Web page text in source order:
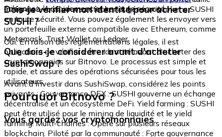
échangez-le rapidement et en toute sécurité.
intégré où vous pouvez stocker et gérer vos tokens SUSHI
en toute sécurité. Vous pouvez également les envoyer vers
un portefeuille externe compatible avec Ethereum, comme
Metamask, Trust Wallet ou Ledger.
Dois-je vérifier mon identité pour acheter
SUSHI ?
Oui. En raison des réglementations légales, il est
obligatoire de vérifier votre identité avant d'acheter des
cryptomonnaies sur Bitnovo. Le processus est simple et
rapide, et assure des opérations sécurisées pour tous les
utilisateurs.
Que dois-je considérer avant d'acheter
SushiSwap ?
Avant d'investir dans SushiSwap, considérez les points
suivants : Gouvernance DEX : SUSHI gouverne un échange
décentralisé et un écosystème DeFi. Yield farming : SUSHI
peut être utilisé pour le mining de liquidité et le yield
farming. Multi-chaînes : Opère sur plusieurs réseaux
blockchain. Piloté par la communauté : Forte gouvernance
Pourquoi Bitnovo ?
Vous gardez vos cryptomonnaies